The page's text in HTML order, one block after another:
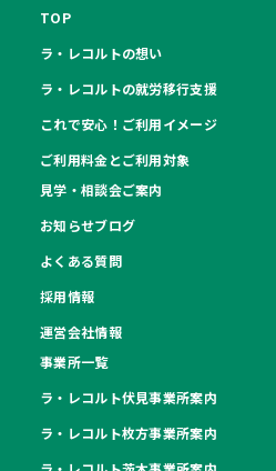
TOP
ラ・レコルトの想い
ラ・レコルトの就労移行支援
これで安心！ご利用イメージ
ご利用料金とご利用対象
見学・相談会ご案内
お知らせブログ
よくある質問
採用情報
運営会社情報
事業所一覧
ラ・レコルト伏見事業所案内
ラ・レコルト枚方事業所案内